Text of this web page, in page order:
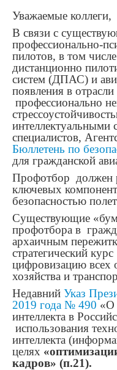
Уважаемые коллеги,
В связи с
профессионально-
пилотов, в том
дистанционно
систем (ДПАС) и
появления в отрасли
профессионально
интеллектуальными
специалистов,
Бюллетень по
для гражданской
Профотбор должен
ключевых
безопасностью
Существующие
профотбора в
архаичным
стратегический
цифровизацию всех
хозяйства и
Недавний Указ
2019 года № 490 «О
интеллекта в
использования
интеллекта
целях
кадров» (п.21).